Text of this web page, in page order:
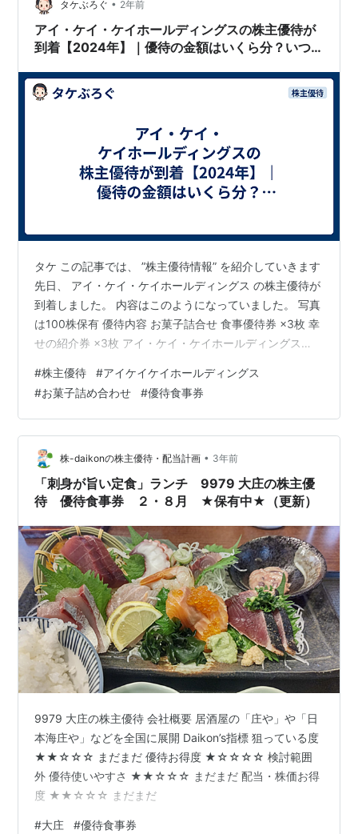
タケぶろぐ • 2年前
アイ・ケイ・ケイホールディングスの株主優待が
到着【2024年】｜優待の金額はいくら分？いつ
タケ この記事では、 ”株主優待情報” を紹介していきます
先日、 アイ・ケイ・ケイホールディングス の株主優待が
到着しました。 内容はこのようになっていました。 写真
は100株保有 優待内容 お菓子詰合せ 食事優待券 ×3枚 幸
せの紹介券 ×3枚 アイ・ケイ・ケイホールディングス
①自社特選菓子 ②自社特選ギフト ③食事優待券 100株
①2,000円分 ③3枚 500株 ①3,500円分 ③3枚 1,000
株 ①6,000円分 ③3枚 5,000株 ①11,000円分 ③3枚
権利確定月 4月 商品到着 6月下旬 必要最低株…
#株主優待 #アイケイケイホールディングス
#お菓子詰め合わせ #優待食事券
株-daikonの株主優待・配当計画 • 3年前
「刺身が旨い定食」ランチ 9979 大庄の株主優
待 優待食事券 ２・８月 ★保有中★（更新）
9979 大庄の株主優待 会社概要 居酒屋の「庄や」や「日
本海庄や」などを全国に展開 Daikon’s指標 狙っている度
★★☆☆☆ まだまだ 優待お得度 ★☆☆☆☆ 検討範囲
外 優待使いやすさ ★★☆☆☆ まだまだ 配当・株価お得
度 ★★☆☆☆ まだまだ
#大庄 #優待食事券